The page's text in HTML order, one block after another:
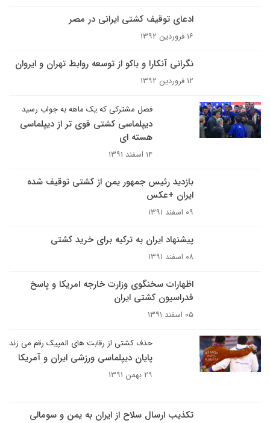
ادعای توقیف کشتی ایرانی در مصر
۱۶ فروردین ۱۳۹۲
نگرانی آنکارا و باکو از توسعه روابط تهران و ایروان
۱۲ فروردین ۱۳۹۲
فصل مشترکی که یک ماهه به جواب رسید
دیپلماسی کشتی قوی تر از دیپلماسی
هسته ای
۱۴ اسفند ۱۳۹۱
بازدید رئیس جمهور یمن از کشتی توقیف شده
ایران +عکس
۰۹ اسفند ۱۳۹۱
پیشنهاد ایران به ترکیه برای خرید کشتی
۰۸ اسفند ۱۳۹۱
اظهارات سخنگوی وزارت خارجه امریکا و پاسخ
فدراسیون کشتی ایران
۰۵ اسفند ۱۳۹۱
حذف کشتی از رقابت های المپیک رقم می زند
پایان دیپلماسی ورزشی ایران و آمریکا
۲۹ بهمن ۱۳۹۱
تکذیب ارسال سلاح از ایران به یمن و سومالی